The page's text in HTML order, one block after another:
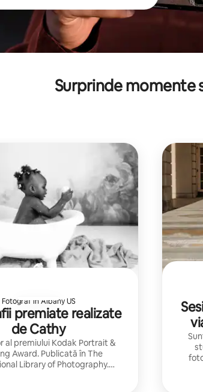
Surprinde momente
Fotograf în Albany US
premiate realizate
de Cathy
al premiului Kodak Portrait &
Award. Publicată în The
Library of Photography.